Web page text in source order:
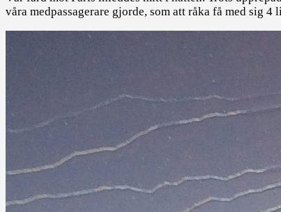
våra medpassagerare gjorde, som att råka få med sig